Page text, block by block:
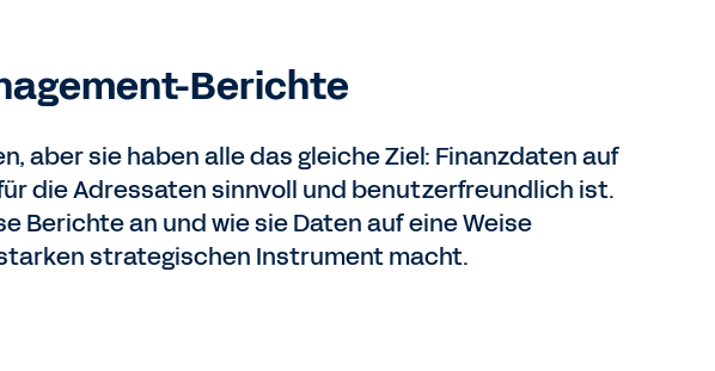
Berichte
aber sie haben alle das gleiche Ziel: Finanzdaten auf
die Adressaten sinnvoll und benutzerfreundlich ist.
Berichte an und wie sie Daten auf eine Weise
strategischen Instrument macht.